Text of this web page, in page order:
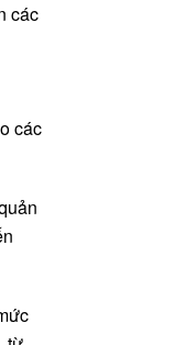
các
các